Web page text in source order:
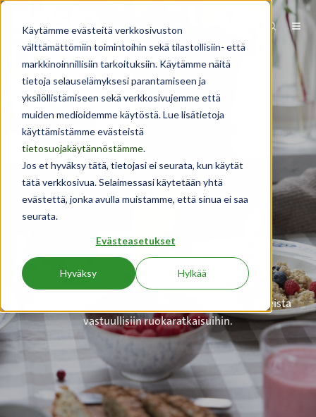
Käytämme evästeitä verkkosivuston
välttämättömiin toimintoihin sekä tilastollisiin- että
markkinoinnillisiin tarkoituksiin. Käytämme näitä
tietoja selauselämyksesi parantamiseen ja
yksilöllistämiseen sekä verkkosivujemme että
muiden medioidemme käytöstä. Lue lisätietoja
käyttämistämme evästeistä
tietosuojakäytännöstämme.
Jos et hyväksy tätä, tietojasi ei seurata, kun käytät
tätä verkkosivua. Selaimessasi käytetään yhtä
evästettä, jonka avulla muistamme, että sinua ei saa
seurata.
Evästeasetukset
Hyväksy Hylkää
VALINTASI HYVÄÄN
Kotimainen kumppanisi kasvipohjaisista raaka-aineista
vastuullisiin ruokaratkaisuihin.